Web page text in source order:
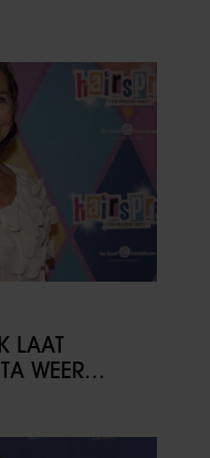
LAAT
WEER